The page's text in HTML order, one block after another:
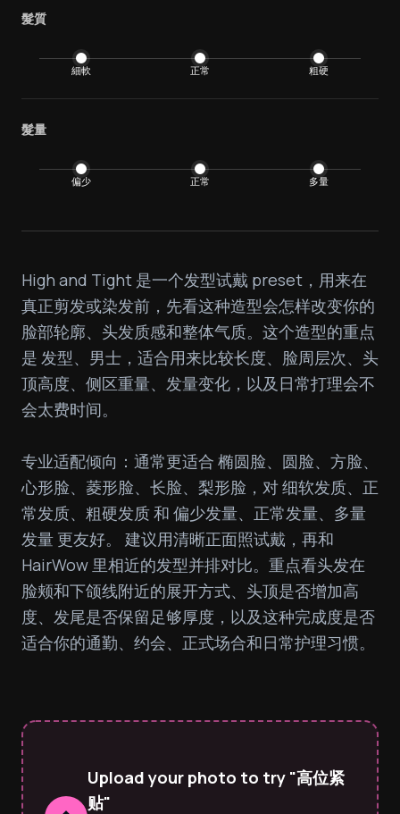
髮質
細軟 正常 粗硬
髮量
偏少 正常 多量
High and Tight 是一个发型试戴 preset，用来在
真正剪发或染发前，先看这种造型会怎样改变你的
脸部轮廓、头发质感和整体气质。这个造型的重点
是 发型、男士，适合用来比较长度、脸周层次、头
顶高度、侧区重量、发量变化，以及日常打理会不
会太费时间。
专业适配倾向：通常更适合 椭圆脸、圆脸、方脸、
心形脸、菱形脸、长脸、梨形脸，对 细软发质、正
常发质、粗硬发质 和 偏少发量、正常发量、多量
发量 更友好。 建议用清晰正面照试戴，再和
HairWow 里相近的发型并排对比。重点看头发在
脸颊和下颌线附近的展开方式、头顶是否增加高
度、发尾是否保留足够厚度，以及这种完成度是否
适合你的通勤、约会、正式场合和日常护理习惯。
Upload your photo to try "高位紧
贴"